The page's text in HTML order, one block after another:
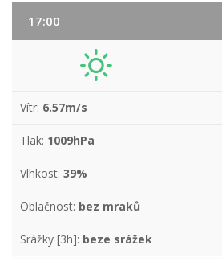
17:00
Vítr: 6.57m/s
Tlak: 1009hPa
Vlhkost: 39%
Oblačnost: bez mraků
Srážky [3h]: beze srážek